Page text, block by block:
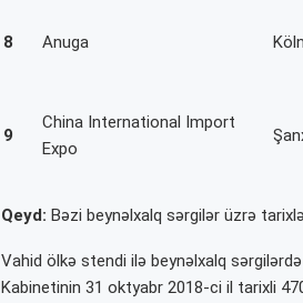
8 Anuga
9
China International Import
Expo
Qeyd: Bəzi beynəlxalq sərgilər üzrə
Vahid ölkə stendi ilə beynəlxalq
Kabinetinin 31 oktyabr 2018-ci il tarixli